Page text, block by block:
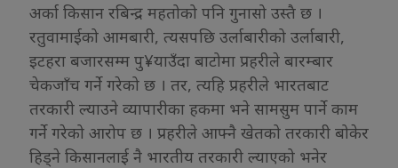
अर्का किसान रबिन्द्र महतोको पनि गुनासो उस्तै छ ।
रतुवामाईको आमबारी, त्यसपछि उर्लाबारीको उर्लाबारी,
इटहरा बजारसम्म पु¥याउँदा बाटोमा प्रहरीले बारम्बार
चेकजाँच गर्ने गरेको छ । तर, त्यहि प्रहरीले भारतबाट
तरकारी ल्याउने व्यापारीका हकमा भने सामसुम पार्ने काम
गर्ने गरेको आरोप छ । प्रहरीले आफ्नै खेतको तरकारी बोकेर
हिड्ने किसानलाई नै भारतीय तरकारी ल्याएको भनेर